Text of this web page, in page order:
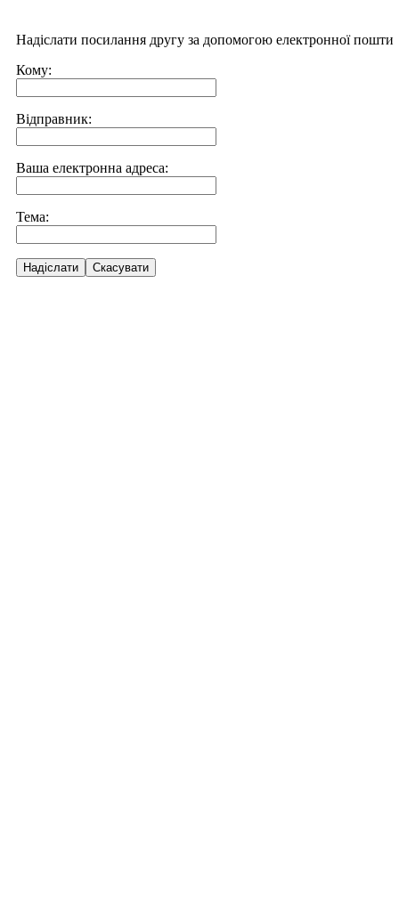
Надіслати посилання другу за допомогою електронної пошти
Кому:
Відправник:
Ваша електронна адреса:
Тема:
Надіслати Скасувати